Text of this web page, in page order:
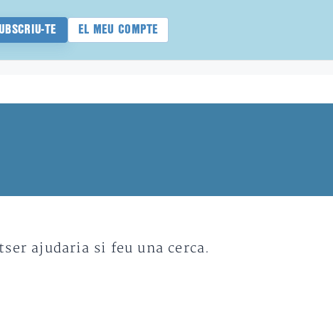
TE EL MEU COMPTE
ajudaria si feu una cerca.